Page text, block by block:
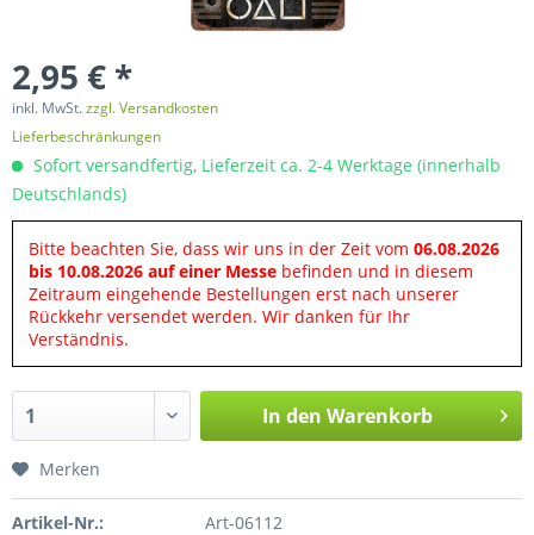
2,95 € *
inkl. MwSt.zzgl. Versandkosten
Lieferbeschränkungen
Sofort versandfertig, Lieferzeit ca. 2-4 Werktage (innerhalb
Deutschlands)
Bitte beachten Sie, dass wir uns in der Zeit vom 06.08.2026
bis 10.08.2026 auf einer Messe befinden und in diesem
Zeitraum eingehende Bestellungen erst nach unserer
Rückkehr versendet werden. Wir danken für Ihr
Verständnis.
In den Warenkorb
Merken
Artikel-Nr.:
Art-06112